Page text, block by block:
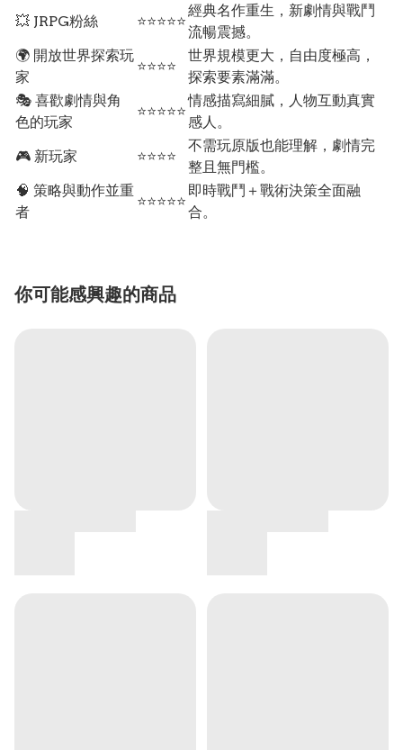
💥 JRPG粉絲
⭐⭐⭐⭐⭐
經典名作重生，新劇情與戰鬥
流暢震撼。
🌍 開放世界探索玩
家
⭐⭐⭐⭐
世界規模更大，自由度極高，
探索要素滿滿。
🎭 喜歡劇情與角
色的玩家
⭐⭐⭐⭐⭐
情感描寫細膩，人物互動真實
感人。
🎮 新玩家
⭐⭐⭐⭐
不需玩原版也能理解，劇情完
整且無門檻。
🧠 策略與動作並重
者
⭐⭐⭐⭐⭐
即時戰鬥＋戰術決策全面融
合。
你可能感興趣的商品